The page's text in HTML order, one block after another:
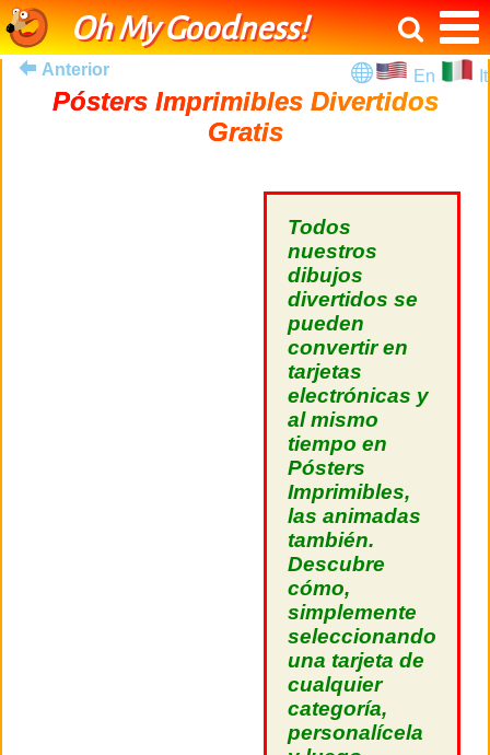
Oh My Goodness!
Anterior En It
Pósters Imprimibles Divertidos
Gratis
Todos
nuestros
dibujos
divertidos se
pueden
convertir en
tarjetas
electrónicas y
al mismo
tiempo en
Pósters
Imprimibles,
las animadas
también.
Descubre
cómo,
simplemente
seleccionando
una tarjeta de
cualquier
categoría,
personalícela